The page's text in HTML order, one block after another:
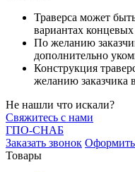
Траверса может
вариантах
По желанию
дополнительно
Конструкция
желанию заказчика
Не нашли что искали?
Свяжитесь с нами
ГПО-СНАБ
Заказать звонок Оформить
Товары